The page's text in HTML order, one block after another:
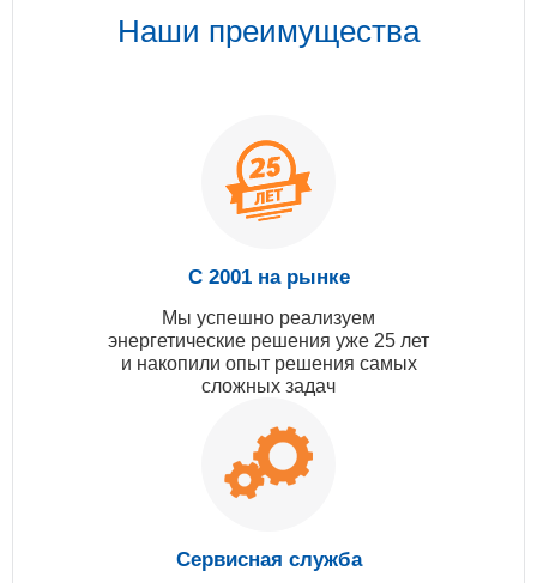
Наши преимущества
С 2001 на рынке
Мы успешно реализуем
энергетические решения уже 25 лет
и накопили опыт решения самых
сложных задач
Сервисная служба